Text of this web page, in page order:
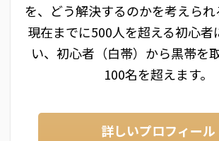
を、どう解決するのかを考えられ
現在までに500人を超える初心者
い、初心者（白帯）から黒帯を
100名を超えます。
詳しいプロフィール